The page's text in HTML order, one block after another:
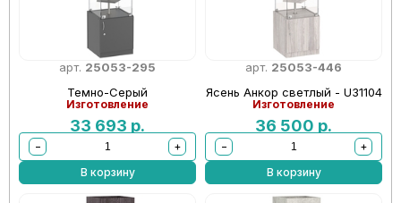
арт. 25053-295
Темно-Серый
Изготовление
33 693 р.
−
+
В корзину
арт. 25053-446
Ясень Анкор светлый - U31104
Изготовление
36 500 р.
−
+
В корзину